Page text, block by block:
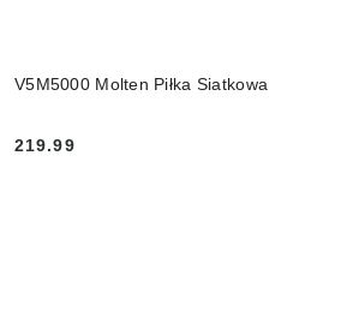
V5M5000 Molten Piłka Siatkowa
Cena:
219.99